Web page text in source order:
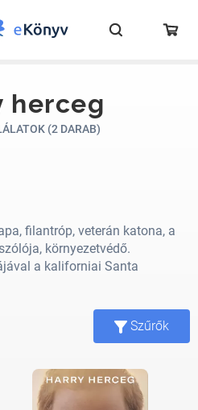
herceg
(2 DARAB)
filantróp, veterán katona, a
környezetvédő.
a kaliforniai Santa
Szűrők